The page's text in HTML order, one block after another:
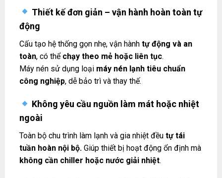
Thiết kế đơn giản – vận hành hoàn toàn tự
động
Cấu tạo hệ thống gọn nhẹ, vận hànhtự động và an
toàn, có thể chạy theo mẻ hoặc liên tục.
Máy nén sử dụng loại máy nén lạnh tiêu chuẩn
công nghiệp, dễ bảo trì và thay thế.
Không yêu cầu nguồn làm mát hoặc nhiệt
ngoài
Toàn bộ chu trình làm lạnh và gia nhiệt đềutự tái
tuần hoàn nội bộ.Giúp thiết bị hoạt động ổn định mà
không cần chiller hoặc nước giải nhiệt.